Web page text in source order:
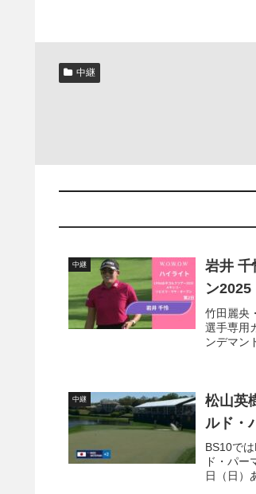
中継
中継
岩井 千
ン2025
竹田麗央
選手専用
ンデマン
中継
松山英
ルド・
BS10で
ド・パ
日（日）